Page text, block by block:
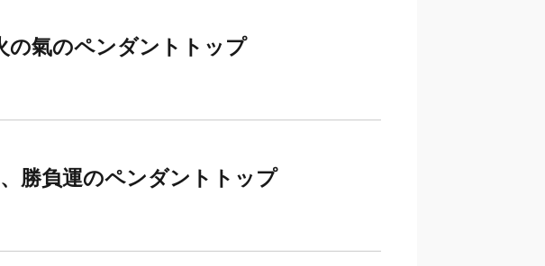
の氣のペンダントトップ
勝負運のペンダントトップ